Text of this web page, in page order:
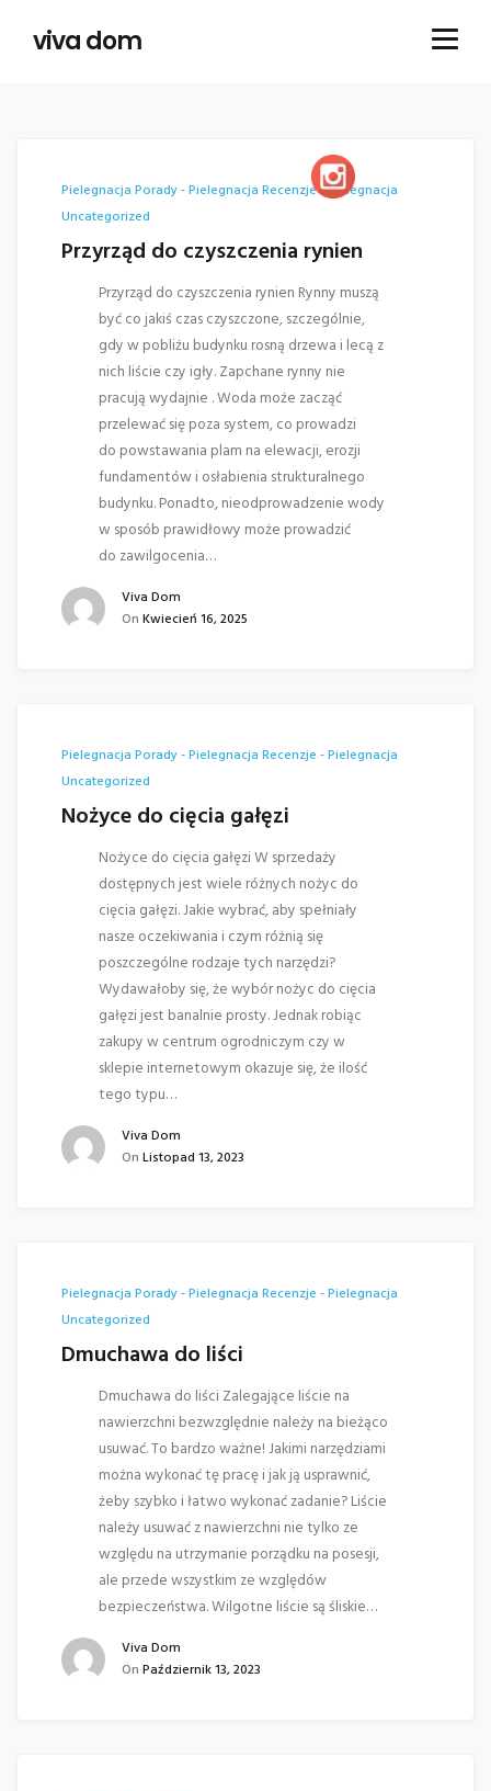
viva dom
Pielegnacja Porady - Pielegnacja Recenzje - Pielegnacja
Uncategorized
Przyrząd do czyszczenia rynien
Przyrząd do czyszczenia rynien Rynny muszą
być co jakiś czas czyszczone, szczególnie,
gdy w pobliżu budynku rosną drzewa i lecą z
nich liście czy igły. Zapchane rynny nie
pracują wydajnie . Woda może zacząć
przelewać się poza system, co prowadzi
do powstawania plam na elewacji, erozji
fundamentów i osłabienia strukturalnego
budynku. Ponadto, nieodprowadzenie wody
w sposób prawidłowy może prowadzić
do zawilgocenia…
Viva Dom
On Kwiecień 16, 2025
Pielegnacja Porady - Pielegnacja Recenzje - Pielegnacja
Uncategorized
Nożyce do cięcia gałęzi
Nożyce do cięcia gałęzi W sprzedaży
dostępnych jest wiele różnych nożyc do
cięcia gałęzi. Jakie wybrać, aby spełniały
nasze oczekiwania i czym różnią się
poszczególne rodzaje tych narzędzi?
Wydawałoby się, że wybór nożyc do cięcia
gałęzi jest banalnie prosty. Jednak robiąc
zakupy w centrum ogrodniczym czy w
sklepie internetowym okazuje się, że ilość
tego typu…
Viva Dom
On Listopad 13, 2023
Pielegnacja Porady - Pielegnacja Recenzje - Pielegnacja
Uncategorized
Dmuchawa do liści
Dmuchawa do liści Zalegające liście na
nawierzchni bezwzględnie należy na bieżąco
usuwać. To bardzo ważne! Jakimi narzędziami
można wykonać tę pracę i jak ją usprawnić,
żeby szybko i łatwo wykonać zadanie? Liście
należy usuwać z nawierzchni nie tylko ze
względu na utrzymanie porządku na posesji,
ale przede wszystkim ze względów
bezpieczeństwa. Wilgotne liście są śliskie…
Viva Dom
On Październik 13, 2023